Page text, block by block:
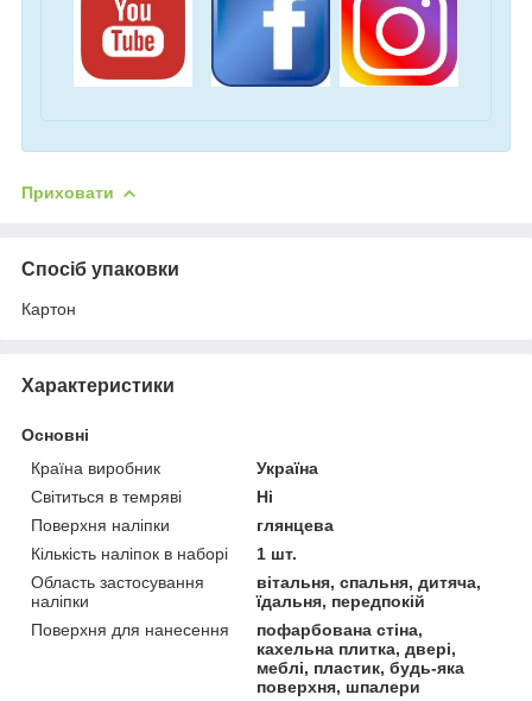
Приховати
Спосіб упаковки
Картон
Характеристики
Основні
Країна виробник
Україна
Світиться в темряві
Ні
Поверхня наліпки
глянцева
Кількість наліпок в наборі
1 шт.
Область застосування
наліпки
вітальня, спальня, дитяча,
їдальня, передпокій
Поверхня для нанесення
пофарбована стіна,
кахельна плитка, двері,
меблі, пластик, будь-яка
поверхня, шпалери